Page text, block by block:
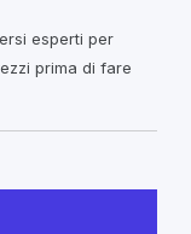
esperti per
prima di fare